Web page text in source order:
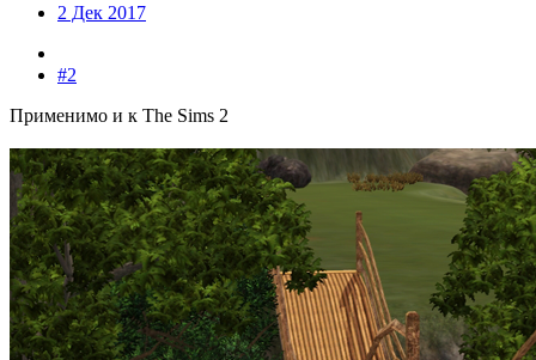
2 Дек 2017
#2
Применимо и к The Sims 2